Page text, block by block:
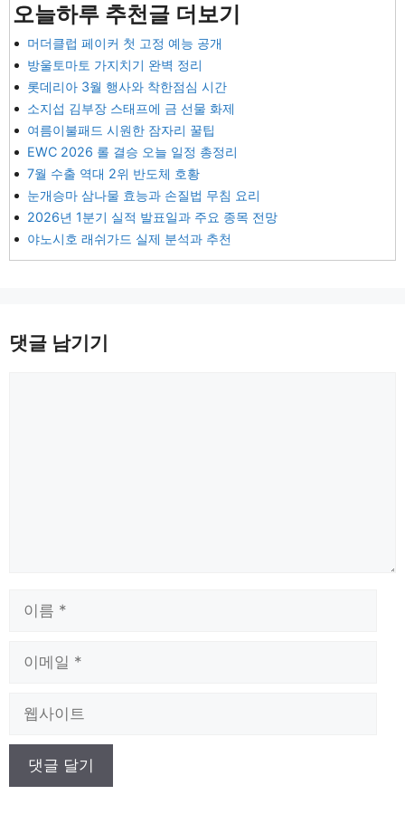
오늘하루 추천글 더보기
머더클럽 페이커 첫 고정 예능 공개
방울토마토 가지치기 완벽 정리
롯데리아 3월 행사와 착한점심 시간
소지섭 김부장 스태프에 금 선물 화제
여름이불패드 시원한 잠자리 꿀팁
EWC 2026 롤 결승 오늘 일정 총정리
7월 수출 역대 2위 반도체 호황
눈개승마 삼나물 효능과 손질법 무침 요리
2026년 1분기 실적 발표일과 주요 종목 전망
야노시호 래쉬가드 실제 분석과 추천
댓글 남기기